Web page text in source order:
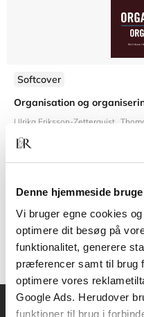
Denne hjemmeside
Vi bruger egne cookies
optimere dit besøg på
funktionalitet, generere
præferencer samt til brug
optimere vores
Google Ads. Herudover
funktioner til brug i
Softcover
Organisation og
Ulrika Eriksson-Zetterquist
399,00 KR.